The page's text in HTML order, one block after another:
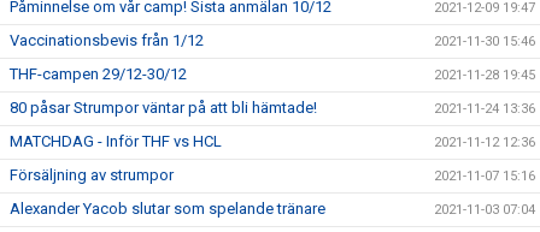
Påminnelse om vår camp! Sista anmälan 10/12 2021-12-09 19:47
Vaccinationsbevis från 1/12 2021-11-30 15:46
THF-campen 29/12-30/12 2021-11-28 19:45
80 påsar Strumpor väntar på att bli hämtade! 2021-11-24 13:36
MATCHDAG - Inför THF vs HCL 2021-11-12 12:36
Försäljning av strumpor 2021-11-07 15:16
Alexander Yacob slutar som spelande tränare 2021-11-03 07:04